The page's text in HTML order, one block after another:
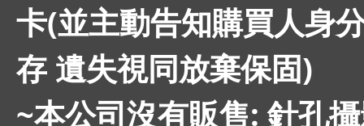
卡(並主動告知購買人身
存 遺失視同放棄保固)
~本公司沒有販售: 針孔